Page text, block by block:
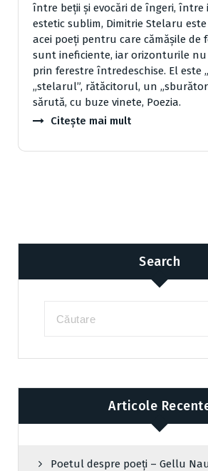
între beţii şi evocări de îngeri,
estetic sublim, Dimitrie Stelaru
acei poeţi pentru care cămăşile de
sunt ineficiente, iar orizonturile
prin ferestre întredeschise. El este
„stelarul”, rătăcitorul, un
sărută, cu buze vinete, Poezia.
Citește mai mult
Search
Articole
Poetul despre poeți – Gellu